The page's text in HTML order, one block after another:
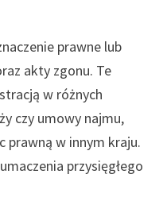
prawne lub
akty zgonu. Te
w różnych
czy umowy najmu,
prawną w innym kraju.
przysięgłego